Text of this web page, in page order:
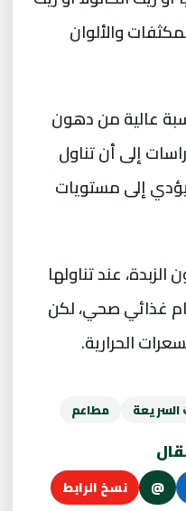
والألوان
عالية من دهون
إلى أن تناول
إلى مستويات
عند تناولها
غذائي صحي، لكن
الحرارية.
السريعة مطاعم
@ نسخ الرابط